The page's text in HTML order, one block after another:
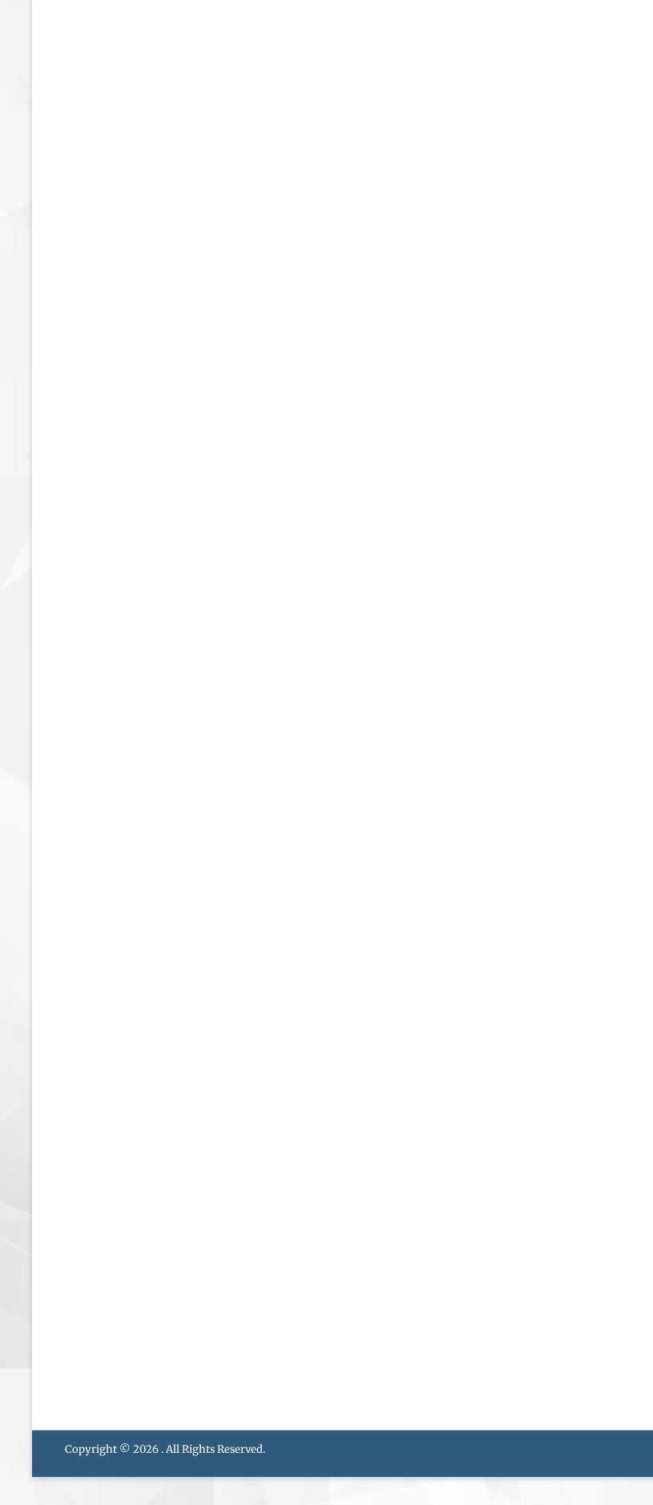
Copyright © 2026. All Rights Reserved.